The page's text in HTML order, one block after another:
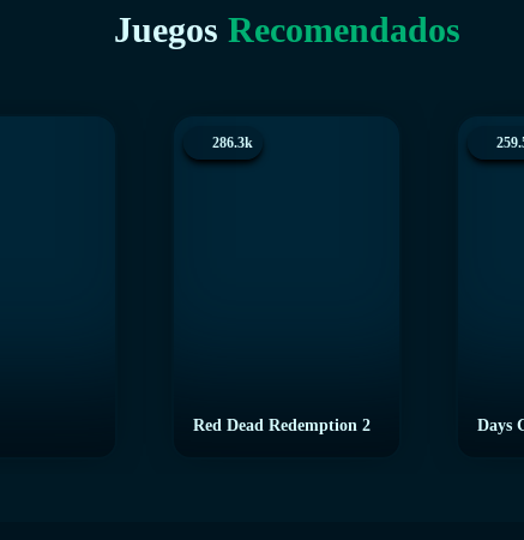
Juegos Recomendados
286.3k
Red Dead Redemption 2 Days